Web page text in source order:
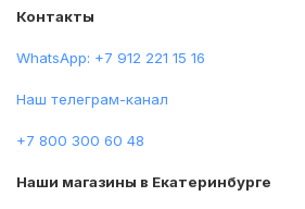
Контакты
WhatsApp: +7 912 221 15 16
Наш телеграм-канал
+7 800 300 60 48
Наши магазины в Екатеринбурге